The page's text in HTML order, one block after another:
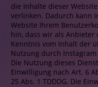
die Inhalte dieser
verlinken. Dadurch kann
Website Ihrem
hin, dass wir als Anbieter
Kenntnis vom Inhalt der
Nutzung durch
Die Nutzung dieses
Einwilligung nach Art. 6
25 Abs. 1 TDDDG. Die